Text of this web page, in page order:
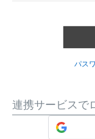
パス
連携サービスで